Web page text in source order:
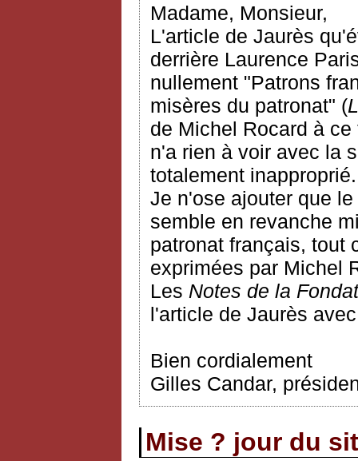
Madame, Monsieur,
L'article de Jaurès
derrière Laurence
nullement "Patrons
misères du patronat" (
de Michel Rocard à
n'a rien à voir avec la
totalement inapproprié.
Je n'ose ajouter que
semble en revanche
patronat français, tout
exprimées par Michel
Les Notes de la
l'article de Jaurès
Bien cordialement
Gilles Candar,
Mise ? jour du